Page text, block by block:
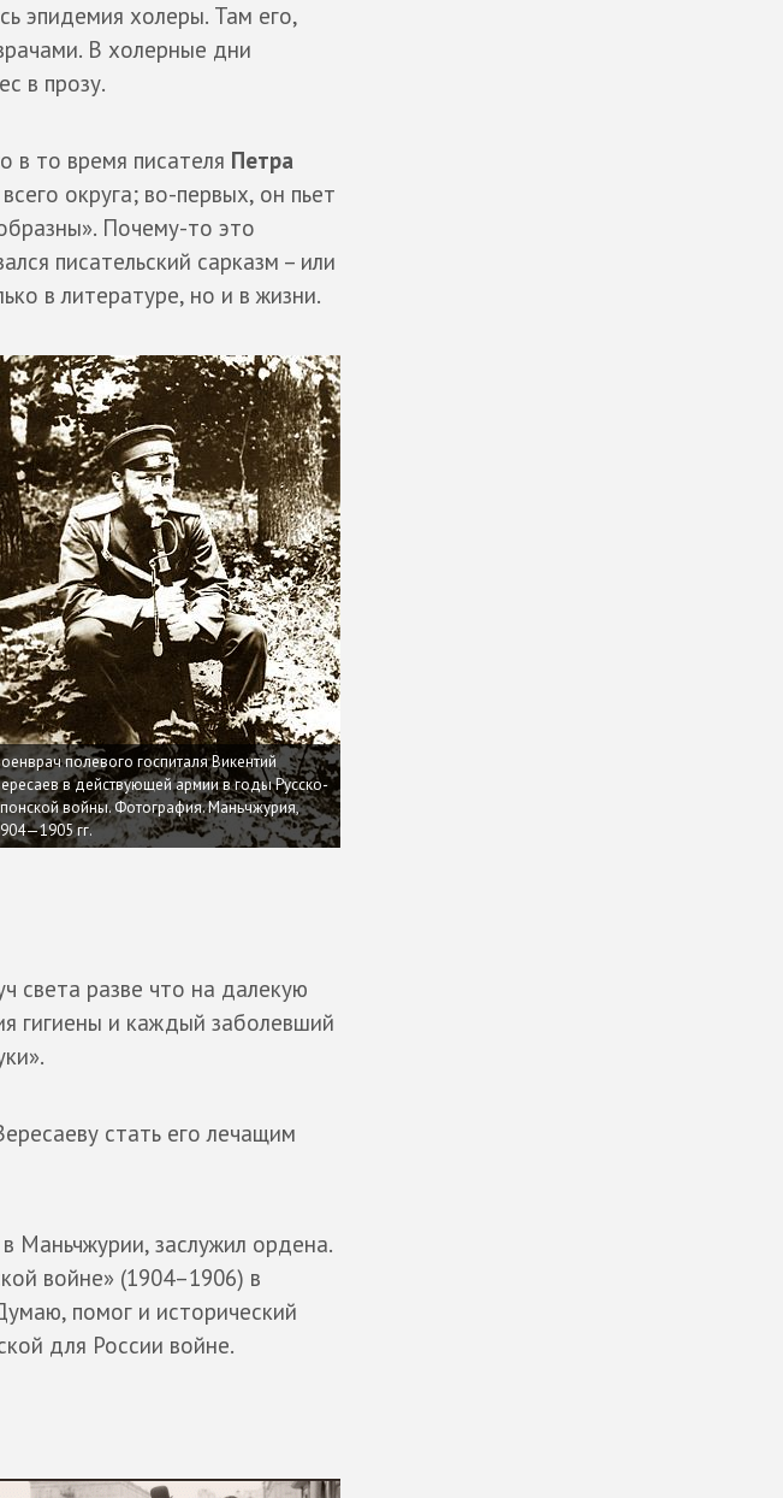
эпидемия холеры. Там его,
В холерные дни
в прозу.
в то время писателя Петра
округа; во-первых, он пьет
Почему-то это
писательский сарказм – или
в литературе, но и в жизни.
полевого госпиталя Викентий
в действующей армии в годы Русско-
войны. Фотография. Маньчжурия,
гг.
света разве что на далекую
гигиены и каждый заболевший
стать его лечащим
Маньчжурии, заслужил ордена.
войне» (1904–1906) в
помог и исторический
для России войне.